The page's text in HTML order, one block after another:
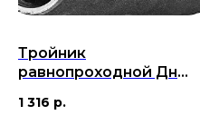
Тройник
равнопроходной Дн
бесшовный ГОСТ 17376-
1 316 р.